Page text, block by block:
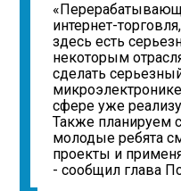
интернет-
здесь есть
некоторым
сделать
сфере уже
Также планируем
молодые ребята
проекты и
- сообщил глава